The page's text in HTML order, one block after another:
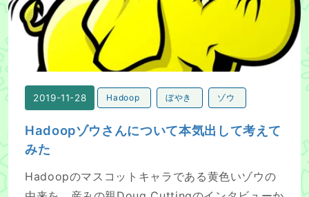
2019-11-28 Hadoop ぼやき ゾウ
Hadoopゾウさんについて本気出して考えて
みた
Hadoopのマスコットキャラである黄色いゾウの